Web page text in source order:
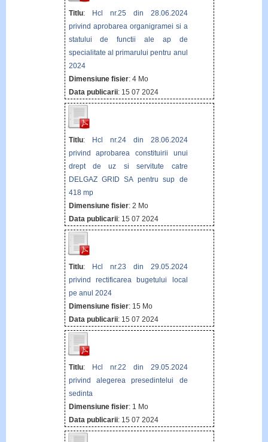
Titlu: Hcl nr.25 din 28.06.2024
privind aprobarea organigramei si a
statului de functii ale ap de
specialitate al primarului pentru anul
2024
Dimensiune fisier: 4 Mo
Data publicarii: 15 07 2024
Titlu: Hcl nr.24 din 28.06.2024
privind aprobarea constituirii unui
drept de uz si servitute catre
DELGAZ GRID SA pentru sup de
418 mp
Dimensiune fisier: 2 Mo
Data publicarii: 15 07 2024
Titlu: Hcl nr.23 din 29.05.2024
privind rectificarea bugetului local
pe anul 2024
Dimensiune fisier: 15 Mo
Data publicarii: 15 07 2024
Titlu:
Hcl nr.22 din 29.05.2024
privind alegerea presedintelui de
sedinta
Dimensiune fisier: 1 Mo
Data publicarii: 15 07 2024